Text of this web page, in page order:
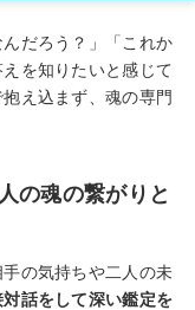
だろう？」「これか
を知りたいと感じて
え込まず、魂の専門
の魂の繋がりと
手の気持ちや二人の未
対話をして深い鑑定を